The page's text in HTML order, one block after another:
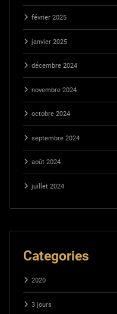
février 2025
janvier 2025
décembre 2024
novembre 2024
octobre 2024
septembre 2024
août 2024
juillet 2024
Categories
2020
3 jours